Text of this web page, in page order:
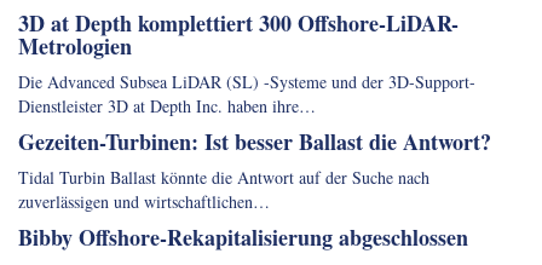
3D at Depth komplettiert 300 Offshore-LiDAR-
Metrologien
Die Advanced Subsea LiDAR (SL) -Systeme und der 3D-Support-
Dienstleister 3D at Depth Inc. haben ihre…
Gezeiten-Turbinen: Ist besser Ballast die Antwort?
Tidal Turbin Ballast könnte die Antwort auf der Suche nach
zuverlässigen und wirtschaftlichen…
Bibby Offshore-Rekapitalisierung abgeschlossen